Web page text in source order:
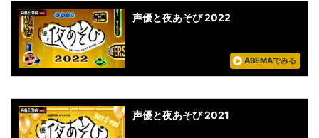
声優と夜あそび 2022
ABEMAでみる
声優と夜あそび 2021